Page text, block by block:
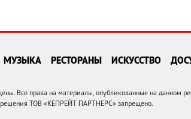
МУЗЫКА РЕСТОРАНЫ ИСКУССТВО
Все права на материалы, опубликованные на данном
ТОВ «КЕПРЕЙТ ПАРТНЕРС» запрещено.